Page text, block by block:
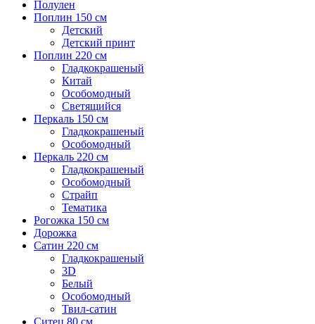
Полулен
Поплин 150 см
Детский
Детский принт
Поплин 220 см
Гладкокрашеный
Китай
Особомодный
Светящийся
Перкаль 150 см
Гладкокрашеный
Особомодный
Перкаль 220 см
Гладкокрашеный
Особомодный
Страйп
Тематика
Рогожка 150 см
Дорожка
Сатин 220 см
Гладкокрашеный
3D
Белый
Особомодный
Твил-сатин
Ситец 80 см